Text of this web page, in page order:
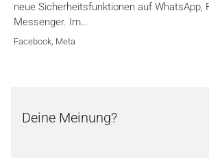
neue Sicherheitsfunktionen auf WhatsApp,
Messenger. Im…
Facebook, Meta
Deine Meinung?